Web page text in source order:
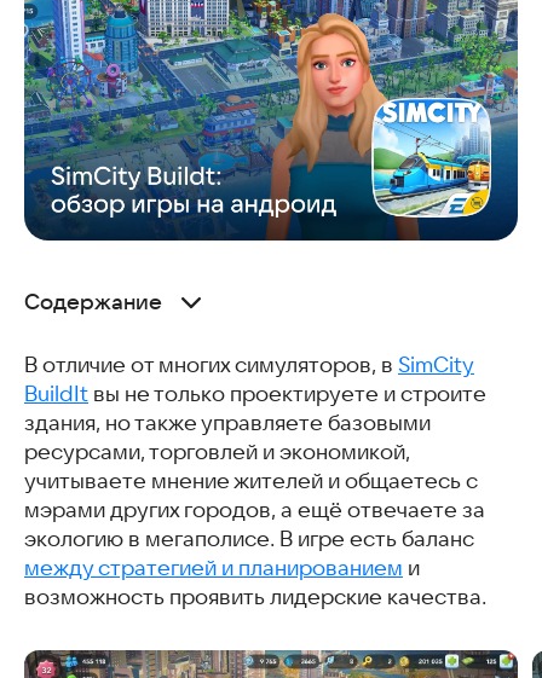
Содержание
Жилые и промышленные зоны
Этапы развития в игре
Как правильно планировать развитие города
Советы по размещению зданий
Лучшая планировка города
Проекты и события
Секреты и хитрости
Полезные советы и лайфхаки
С этой игрой скачивают
Интересные и похожие статьи
В отличие от многих симуляторов, в SimCity
BuildIt вы не только проектируете и строите
здания, но также управляете базовыми
ресурсами, торговлей и экономикой,
учитываете мнение жителей и общаетесь с
мэрами других городов, а ещё отвечаете за
экологию в мегаполисе. В игре есть баланс
между стратегией и планированием и
возможность проявить лидерские качества.